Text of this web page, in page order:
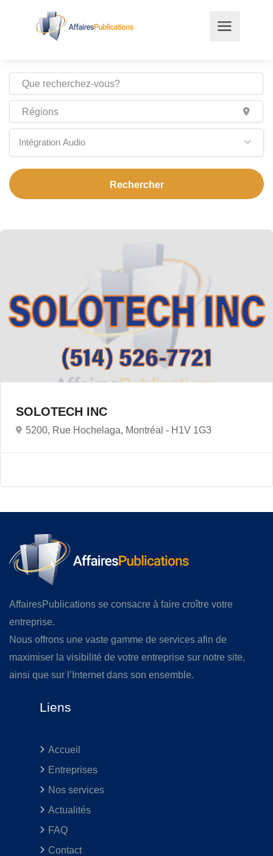
Intégration Audio
SOLOTECH INC
5200, Rue Hochelaga, Montréal - H1V 1G3
AffairesPublications se consacre à faire croître votre
entreprise.
Nous offrons une vaste gamme de services afin de
maximiser la visibilité de votre entreprise sur notre site,
ainsi que sur l’Internet dans son ensemble.
Liens
Accueil
Entreprises
Nos services
Actualités
FAQ
Contact